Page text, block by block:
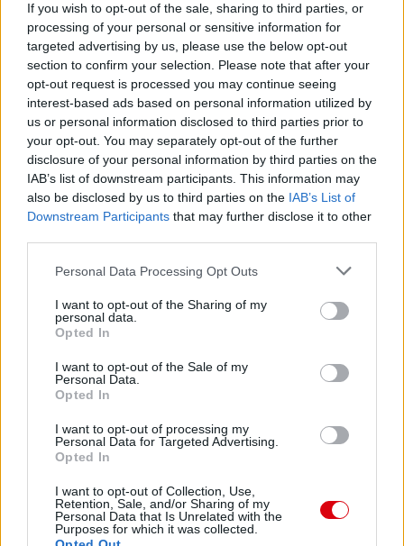
If you wish to opt-out of the sale, sharing to third parties, or
processing of your personal or sensitive information for
targeted advertising by us, please use the below opt-out
section to confirm your selection. Please note that after your
opt-out request is processed you may continue seeing
interest-based ads based on personal information utilized by
us or personal information disclosed to third parties prior to
your opt-out. You may separately opt-out of the further
disclosure of your personal information by third parties on the
IAB’s list of downstream participants. This information may
also be disclosed by us to third parties on the IAB’s List of
Downstream Participants that may further disclose it to other
Please note that this website/app uses one or more Google
not limited to your visit or usage behaviour. You may click to
grant or deny consent to Google and its third-party tags to
use your data for below specified purposes in below Google
consent section.
Personal Data Processing Opt Outs
I want to opt-out of the Sharing of my
personal data.
Opted In
I want to opt-out of the Sale of my
Personal Data.
Opted In
I want to opt-out of processing my
Personal Data for Targeted Advertising.
Opted In
I want to opt-out of Collection, Use,
Retention, Sale, and/or Sharing of my
Personal Data that Is Unrelated with the
Purposes for which it was collected.